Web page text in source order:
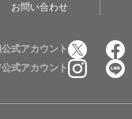
お問い合わせ
式アカウント
式アカウント